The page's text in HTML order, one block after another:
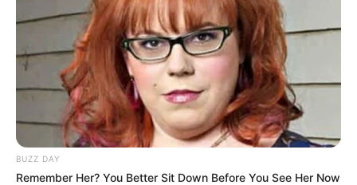
Langka Banget! 10 Pose Lucu
Katak yang Bikin Ketawa
Gemes
BUZZ DAY
Remember Her? You Better Sit Down Before You See Her Now